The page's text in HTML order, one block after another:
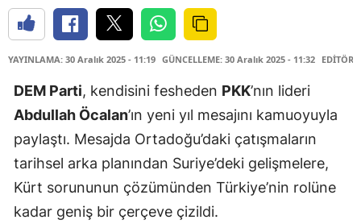
YAYINLAMA: 30 Aralık 2025 - 11:19 GÜNCELLEME: 30 Aralık 2025 - 11:32
DEM Parti, kendisini fesheden PKK’nın lideri
Abdullah Öcalan’ın yeni yıl mesajını kamuoyuyla
paylaştı. Mesajda Ortadoğu’daki çatışmaların
tarihsel arka planından Suriye’deki gelişmelere,
Kürt sorununun çözümünden Türkiye’nin rolüne
kadar geniş bir çerçeve çizildi.